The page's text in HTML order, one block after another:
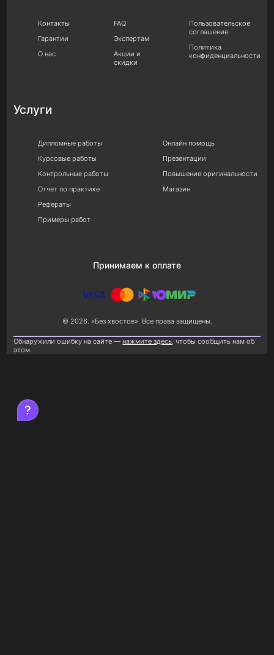
Контакты
Гарантии
О нас
FAQ
Экспертам
Акции и
скидки
Пользовательское
соглашение
Политика
конфиденциальности
Услуги
Дипломные работы
Курсовые работы
Контрольные работы
Отчет по практике
Рефераты
Примеры работ
Онлайн помощь
Презентации
Повышение оригинальности
Магазин
Принимаем к оплате
© 2026. «Без хвостов». Все права защищены.
Обнаружили ошибку на сайте — нажмите здесь, чтобы сообщить нам об
этом.